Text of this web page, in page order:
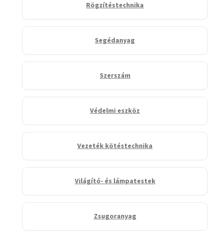
Rögzítéstechnika
Segédanyag
Szerszám
Védelmi eszköz
Vezeték kötéstechnika
Világító- és lámpatestek
Zsugoranyag